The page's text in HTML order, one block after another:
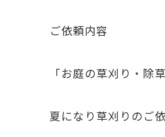
ご依頼内容
「お庭の草刈り・除
夏になり草刈りのご